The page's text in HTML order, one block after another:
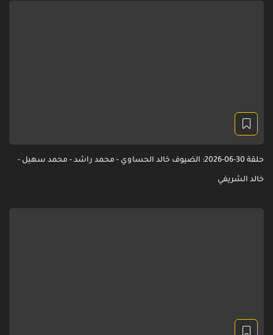
حلقة 30-06-2026: الضيوف خالد الحساوي - محمد راشد - محمد سهيل -
خالد الشريفي